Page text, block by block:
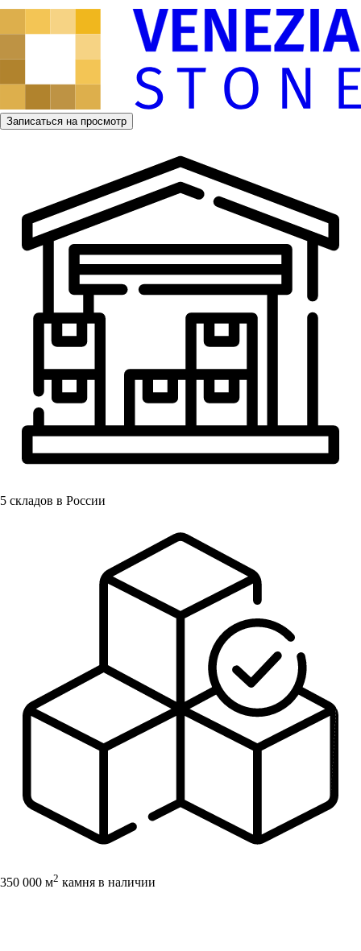
Записаться на просмотр
5 складов в России
350 000 м2 камня в наличии